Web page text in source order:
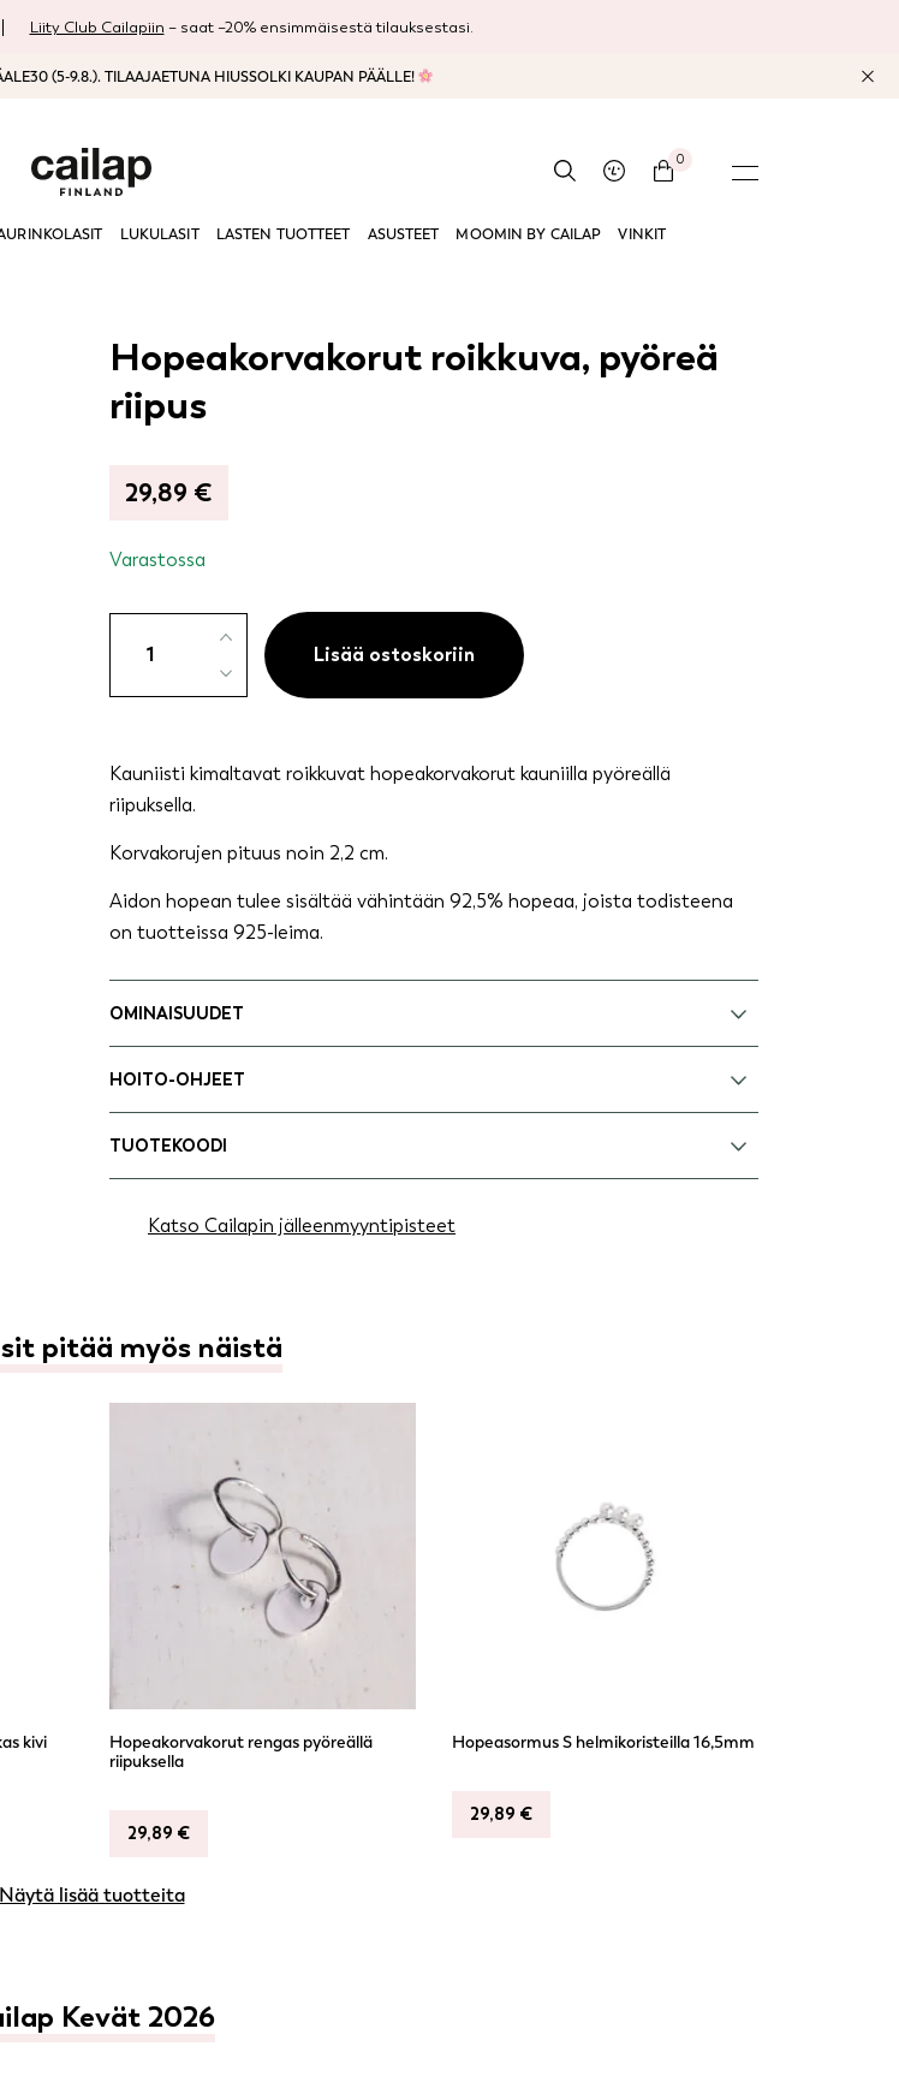
Liity Club Cailapiin – saat –20% ensimmäisestä tilauksestasi.
(5-9.8.). TILAAJAETUNA HIUSSOLKI KAUPAN PÄÄLLE!
0
LUKULASIT LASTEN TUOTTEET ASUSTEET MOOMIN BY CAILAP VINKIT
Hopeakorvakorut roikkuva, pyöreä
riipus
29,89 €
Varastossa
roikkuva,
Lisää ostoskoriin
Kauniisti kimaltavat roikkuvat hopeakorvakorut kauniilla pyöreällä
riipuksella.
Korvakorujen pituus noin 2,2 cm.
Aidon hopean tulee sisältää vähintään 92,5% hopeaa, joista todisteena
on tuotteissa 925-leima.
OMINAISUUDET
HOITO-OHJEET
TUOTEKOODI
Katso Cailapin jälleenmyyntipisteet
pitää myös näistä
kivi
Hopeakorvakorut rengas pyöreällä
riipuksella
29,89 €
Hopeasormus S helmikoristeilla 16,5mm
29,89 €
Näytä lisää tuotteita
Kevät 2026